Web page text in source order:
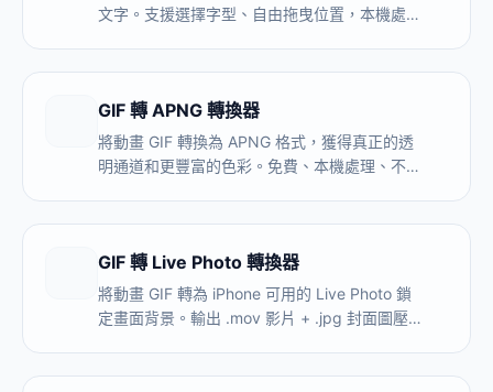
文字。支援選擇字型、自由拖曳位置，本機處
GIF 轉 APNG 轉換器
將動畫 GIF 轉換為 APNG 格式，獲得真正的透
明通道和更豐富的色彩。免費、本機處理、不上
GIF 轉 Live Photo 轉換器
將動畫 GIF 轉為 iPhone 可用的 Live Photo 鎖
定畫面背景。輸出 .mov 影片 + .jpg 封面圖壓縮